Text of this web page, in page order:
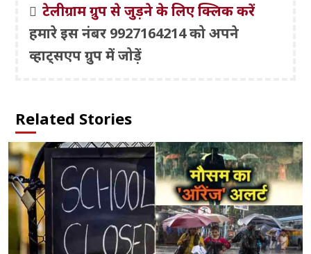
टेलीग्राम ग्रुप से जुड़ने के लिए क्लिक करें
हमारे इस नंबर 9927164214 को अपने
व्हाट्सएप ग्रुप में जोड़ें
Related Stories